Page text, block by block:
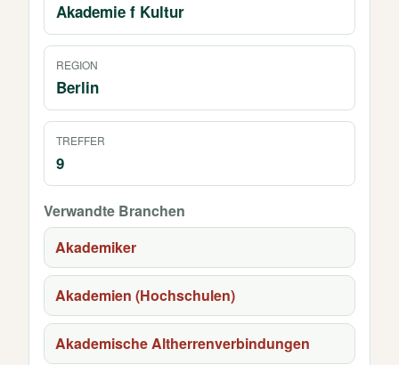
Akademie f Kultur
REGION
Berlin
TREFFER
9
Verwandte Branchen
Akademiker
Akademien (Hochschulen)
Akademische Altherrenverbindungen